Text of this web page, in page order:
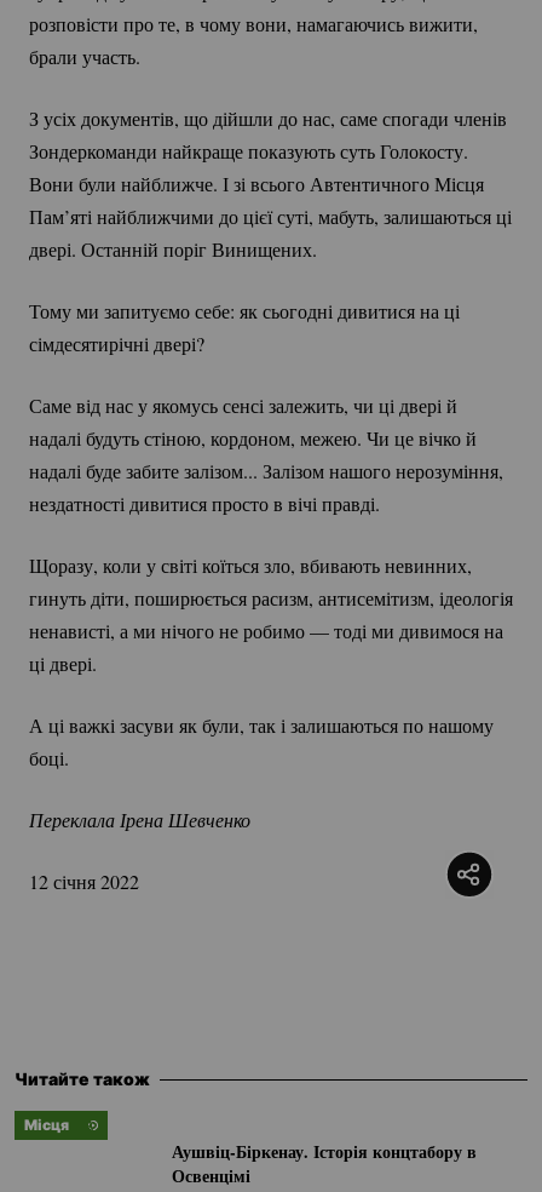
розповісти про те, в чому вони, намагаючись вижити,
брали участь.
З усіх документів, що дійшли до нас, саме спогади членів
Зондеркоманди найкраще показують суть Голокосту.
Вони були найближче. І зі всього Автентичного Місця
Пам’яті найближчими до цієї суті, мабуть, залишаються ці
двері. Останній поріг Винищених.
Тому ми запитуємо себе: як сьогодні дивитися на ці
сімдесятирічні двері?
Саме від нас у якомусь сенсі залежить, чи ці двері й
надалі будуть стіною, кордоном, межею. Чи це вічко й
надалі буде забите залізом... Залізом нашого нерозуміння,
нездатності дивитися просто в вічі правді.
Щоразу, коли у світі коїться зло, вбивають невинних,
гинуть діти, поширюється расизм, антисемітизм, ідеологія
ненависті, а ми нічого не робимо — тоді ми дивимося на
ці двері.
А ці важкі засуви як були, так і залишаються по нашому
боці.
Переклала Ірена Шевченко
12 січня 2022
Читайте також
Місця
Аушвіц-Біркенау. Історія концтабору в
Освенцімі